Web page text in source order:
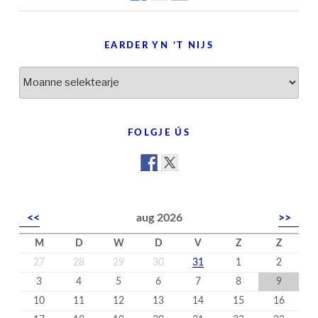
EARDER YN ’T NIJS
FOLGJE ÚS
<< aug 2026 >>
M D W D V Z
Z
27
28 29 30 31 1
2
3
4 5 6 7 8
9
10
11 12 13 14 15
16